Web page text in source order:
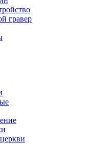
гравер